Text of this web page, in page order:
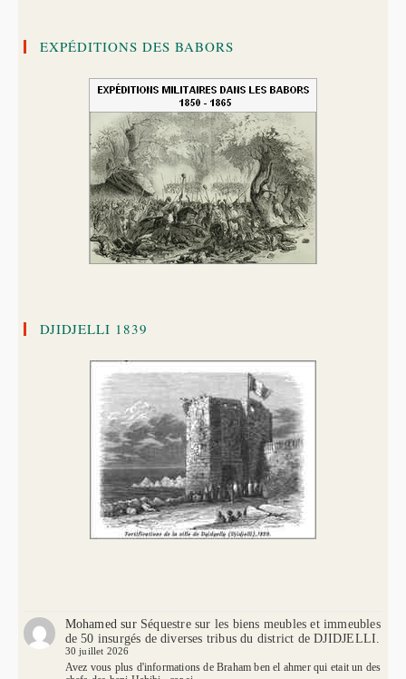
EXPÉDITIONS DES BABORS
DJIDJELLI 1839
Mohamedsur Séquestre sur les biens meubles et immeubles
de 50 insurgés de diverses tribus du district de DJIDJELLI.
30 juillet 2026
Avez vous plus d'informations de Braham ben el ahmer qui etait un des